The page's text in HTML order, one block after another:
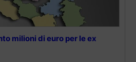
milioni di euro per le ex